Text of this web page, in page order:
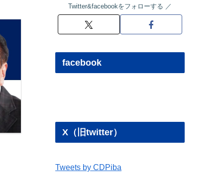
Twitter&facebookをフォローする
facebook
X（旧twitter）
Tweets by CDPiba